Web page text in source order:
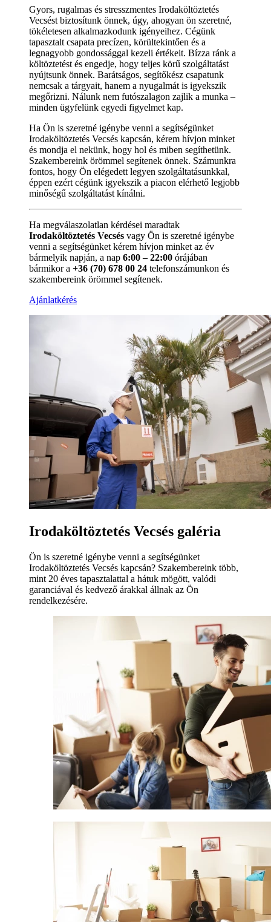
Gyors, rugalmas és stresszmentes Irodaköltöztetés
Vecsést biztosítunk önnek, úgy, ahogyan ön szeretné,
tökéletesen alkalmazkodunk igényeihez. Cégünk
tapasztalt csapata precízen, körültekintően és a
legnagyobb gondossággal kezeli értékeit. Bízza ránk a
költöztetést és engedje, hogy teljes körű szolgáltatást
nyújtsunk önnek. Barátságos, segítőkész csapatunk
nemcsak a tárgyait, hanem a nyugalmát is igyekszik
megőrizni. Nálunk nem futószalagon zajlik a munka –
minden ügyfelünk egyedi figyelmet kap.
Ha Ön is szeretné igénybe venni a segítségünket
Irodaköltöztetés Vecsés kapcsán, kérem hívjon minket
és mondja el nekünk, hogy hol és miben segíthetünk.
Szakembereink örömmel segítenek önnek. Számunkra
fontos, hogy Ön elégedett legyen szolgáltatásunkkal,
éppen ezért cégünk igyekszik a piacon elérhető legjobb
minőségű szolgáltatást kínálni.
Ha megválaszolatlan kérdései maradtak
Irodaköltöztetés Vecsés vagy Ön is szeretné igénybe
venni a segítségünket kérem hívjon minket az év
bármelyik napján, a nap 6:00 – 22:00 órájában
bármikor a +36 (70) 678 00 24 telefonszámunkon és
szakembereink örömmel segítenek.
Ajánlatkérés
Irodaköltöztetés Vecsés galéria
Ön is szeretné igénybe venni a segítségünket
Irodaköltöztetés Vecsés kapcsán? Szakembereink több,
mint 20 éves tapasztalattal a hátuk mögött, valódi
garanciával és kedvező árakkal állnak az Ön
rendelkezésére.